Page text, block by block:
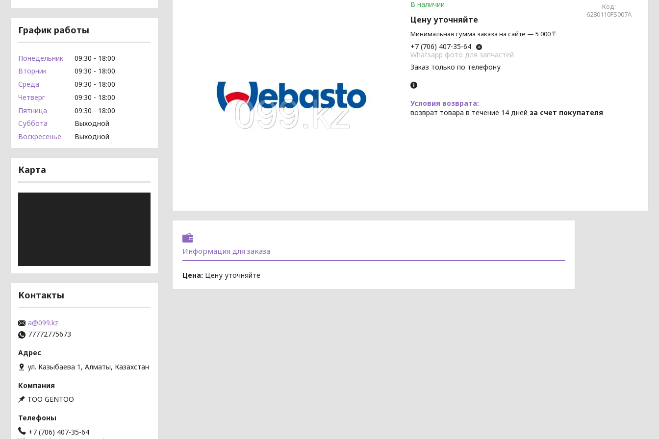
В наличии
Код:
6280110FS007A
Цену уточняйте
Минимальная сумма заказа на сайте — 5 000 ₸
+7 (706) 407-35-64
Whatsapp фото для запчастей
Заказ только по телефону
возврат товара в течение 14 дней за счет покупателя
Информация для заказа
Цена: Цену уточняйте
График работы
Понедельник 09:30
18:00
Вторник
09:30
18:00
Среда
09:30
18:00
Четверг
09:30
18:00
Пятница
09:30
18:00
Суббота
Выходной
Воскресенье
Выходной
Карта
Контакты
a@099.kz
77772775673
ул. Казыбаева 1, Алматы, Казахстан
TOO GENTOO
+7 (706) 407-35-64